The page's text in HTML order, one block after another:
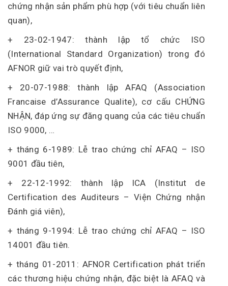
chứng nhận sản phẩm phù hợp (với tiêu chuẩn liên
quan),
+ 23-02-1947: thành lập tổ chức ISO
(International Standard Organization) trong đó
AFNOR giữ vai trò quyết định,
+ 20-07-1988: thành lập AFAQ (Association
Francaise d’Assurance Qualite), cơ cấu CHỨNG
NHẬN, đáp ứng sự đăng quang của các tiêu chuẩn
ISO 9000, …
+ tháng 6-1989: Lễ trao chứng chỉ AFAQ – ISO
9001 đầu tiên,
+ 22-12-1992: thành lập ICA (Institut de
Certification des Auditeurs – Viện Chứng nhận
Đánh giá viên),
+ tháng 9-1994: Lễ trao chứng chỉ AFAQ – ISO
14001 đầu tiên.
+ tháng 01-2011: AFNOR Certification phát triển
các thương hiệu chứng nhận, đặc biệt là AFAQ và